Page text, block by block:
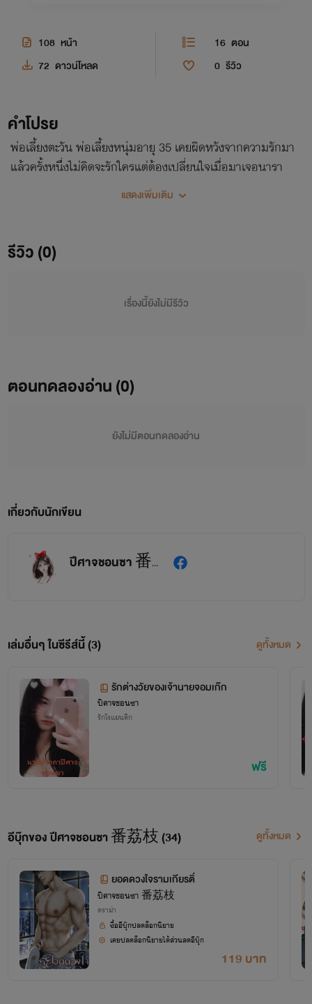
108 หน้า 16 ตอน
72 ดาวน์โหลด 0 รีวิว
คำโปรย
พ่อเลี้ยงตะวัน พ่อเลี้ยงหนุ่มอายุ 35 เคยผิดหวังจากความรักมา
แล้วครั้งหนึ่งไม่คิดจะรักใครแต่ต้องเปลี่ยนใจเมื่อมาเจอนารา
นารา อายุ20 ปีเด็กสาวจากต่างจังหวัดเธอดั้นด้นมาหางานทำ
แผนเมื่ออยู่ๆเธอกลายเป็นภรรยานายทะเบียนของเขา...
แสดงเพิ่มเติม
รีวิว (0)
เรื่องนี้ยังไม่มีรีวิว
ตอนทดลองอ่าน (0)
ยังไม่มีตอนทดลองอ่าน
เกี่ยวกับนักเขียน
ปีศาจชอนซา 番荔枝
เล่มอื่นๆ ในซีรีส์นี้ (3) ดูทั้งหมด
รักต่างวัยของเจ้านายจอมเก๊ก
ปีศาจชอนซา
รักโรแมนติก
ฟรี
อีบุ๊กของ ปีศาจชอนซา 番荔枝 (34) ดูทั้งหมด
ยอดดวงใจรามเกียรติ์
ปีศาจชอนซา 番荔枝
ดราม่า
119 บาท
ซื้ออีบุ๊กปลดล็อกนิยาย
เคยปลดล็อกนิยายได้ส่วนลดอีบุ๊ก